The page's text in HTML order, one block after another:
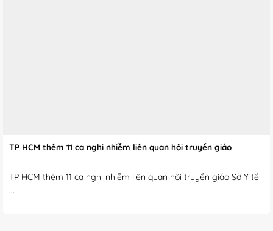
TP HCM thêm 11 ca nghi nhiễm liên quan hội truyền giáo
TP HCM thêm 11 ca nghi nhiễm liên quan hội truyền giáo Sở Y tế
...